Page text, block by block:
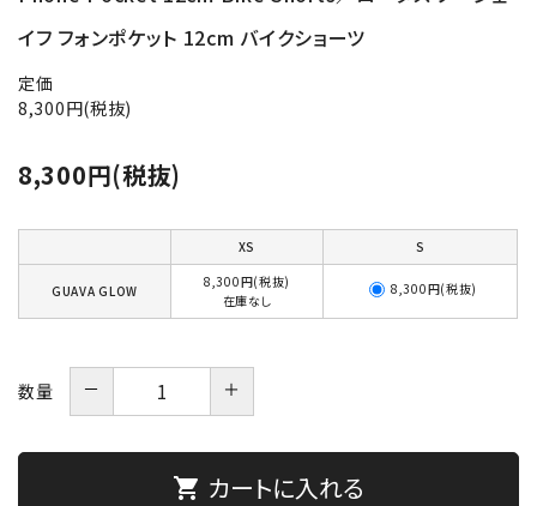
イフ フォンポケット 12cm バイクショーツ
定価
8,300円(税抜)
8,300円(税抜)
XS S
GUAVA GLOW
8,300円(税抜)
在庫なし
8,300円(税抜)
数量 － ＋
shopping_cart カートに入れる